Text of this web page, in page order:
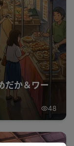
だか＆ワー
48